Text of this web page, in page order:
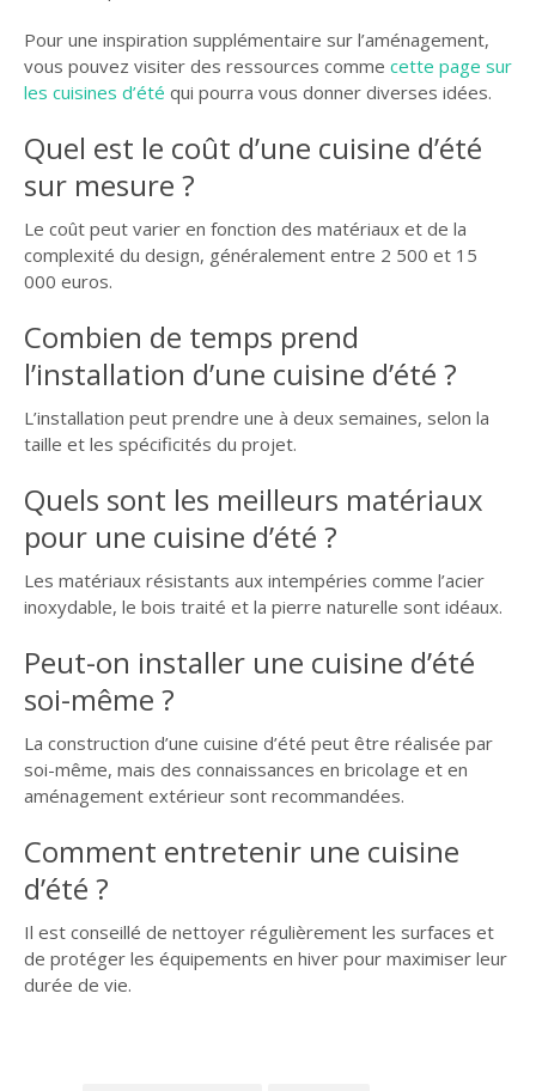
Pour une inspiration supplémentaire sur l’aménagement,
vous pouvez visiter des ressources comme cette page sur
les cuisines d’été qui pourra vous donner diverses idées.
Quel est le coût d’une cuisine d’été
sur mesure ?
Le coût peut varier en fonction des matériaux et de la
complexité du design, généralement entre 2 500 et 15
000 euros.
Combien de temps prend
l’installation d’une cuisine d’été ?
L’installation peut prendre une à deux semaines, selon la
taille et les spécificités du projet.
Quels sont les meilleurs matériaux
pour une cuisine d’été ?
Les matériaux résistants aux intempéries comme l’acier
inoxydable, le bois traité et la pierre naturelle sont idéaux.
Peut-on installer une cuisine d’été
soi-même ?
La construction d’une cuisine d’été peut être réalisée par
soi-même, mais des connaissances en bricolage et en
aménagement extérieur sont recommandées.
Comment entretenir une cuisine
d’été ?
Il est conseillé de nettoyer régulièrement les surfaces et
de protéger les équipements en hiver pour maximiser leur
durée de vie.